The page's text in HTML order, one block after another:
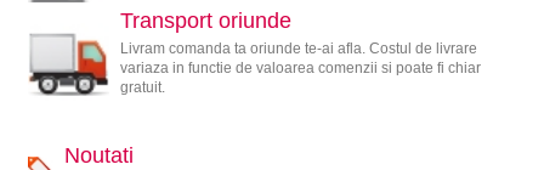
Transport oriunde
Livram comanda ta oriunde te-ai afla. Costul de livrare
variaza in functie de valoarea comenzii si poate fi chiar
gratuit.
Noutati